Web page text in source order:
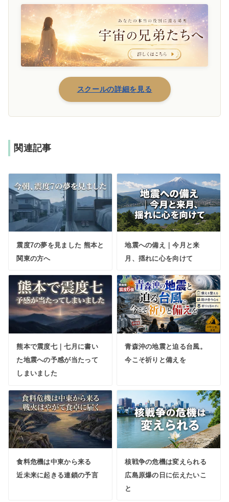
スクールの詳細を見る
関連記事
震度7の夢を見ました 熊本と
関東の方へ
地震への備え｜今月と来
月、揺れに心を向けて
熊本で震度七｜七月に書い
た地震への予感が当たって
しまいました
青森沖の地震と迫る台風。
今こそ祈りと備えを
食料危機は中東から来る
近未来に起きる連鎖の予言
核戦争の危機は変えられる
広島原爆の日に伝えたいこ
と